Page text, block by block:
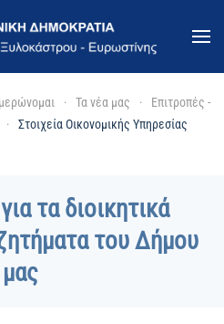
Τα νέα μας
Επιτροπές -
Στοιχεία Οικονομικής Υπηρεσίας
τα διοικητικά
του Δήμου
μας